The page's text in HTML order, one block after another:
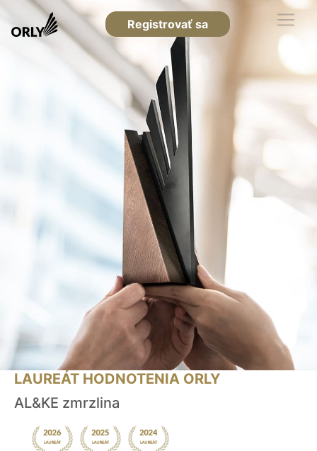
Registrovať sa
LAUREÁT HODNOTENIA ORLY
AL&KE zmrzlina